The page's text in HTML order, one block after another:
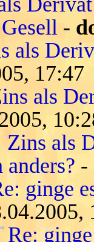
-
als
17:47
als
Zins als
anders? -
ginge
Re: